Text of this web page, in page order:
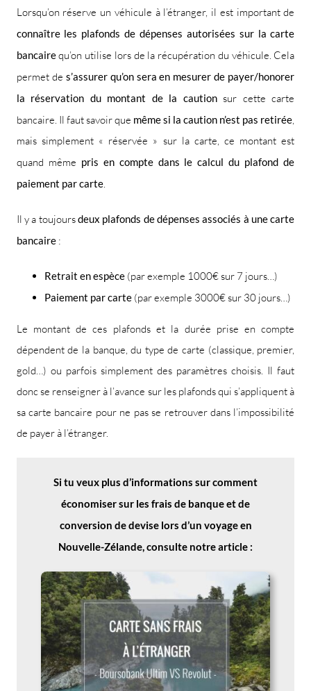
Lorsqu’on réserve un véhicule à l’étranger, il est important de
connaître les plafonds de dépenses autorisées sur la carte
bancairequ’on utilise lors de la récupération du véhicule. Cela
permet de s’assurer qu’on sera en mesurer de payer/honorer
la réservation du montant de la cautionsur cette carte
bancaire. Il faut savoir que même si la caution n’est pas retirée,
mais simplement « réservée » sur la carte, ce montant est
quand même pris en compte dans le calcul du plafond de
paiement par carte.
Il y a toujoursdeux plafonds de dépenses associés à une carte
bancaire:
Retrait en espèce(par exemple 1000€ sur 7 jours…)
Paiement par carte(par exemple 3000€ sur 30 jours…)
Le montant de ces plafonds et la durée prise en compte
dépendent de la banque, du type de carte (classique, premier,
gold…) ou parfois simplement des paramètres choisis. Il faut
donc se renseigner à l’avance sur les plafonds qui s’appliquent à
sa carte bancaire pour ne pas se retrouver dans l’impossibilité
de payer à l’étranger.
Si tu veux plus d’informations sur comment
économiser sur les frais de banque et de
conversion de devise lors d’un voyage en
Nouvelle-Zélande, consulte notre article :